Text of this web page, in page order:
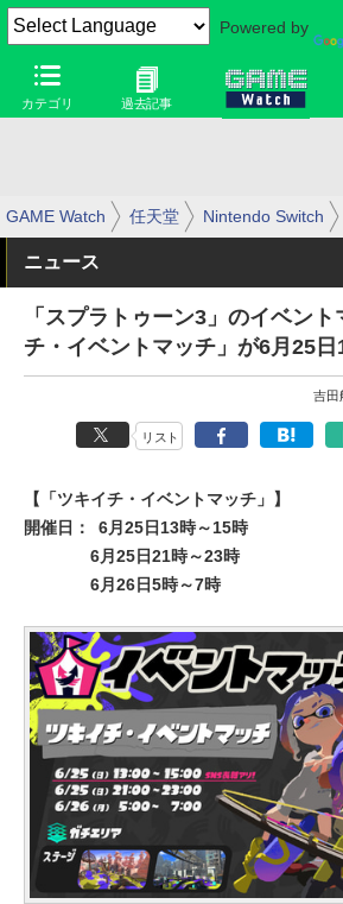
Powered by
カテゴリ 過去記事
GAME Watch 任天堂 Nintendo Switch
ニュース
「スプラトゥーン3」のイベン
チ・イベントマッチ」が6月25
吉田
リスト
【「ツキイチ・イベントマッチ」】
開催日：
6月25日13時～15時
6月25日21時～23時
6月26日5時～7時